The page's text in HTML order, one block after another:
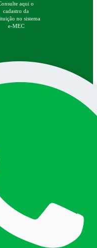
aqui o
cadastro da
no sistema
e-MEC
Empresa Prudentina de
OS DIREITOS
SALARIAL
- Lei nº